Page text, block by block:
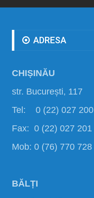
ADRESA
CHIȘINĂU
str. București, 117
Tel: 0 (22) 027 200
Fax: 0 (22) 027 201
Mob: 0 (76) 770 728
BĂLȚI